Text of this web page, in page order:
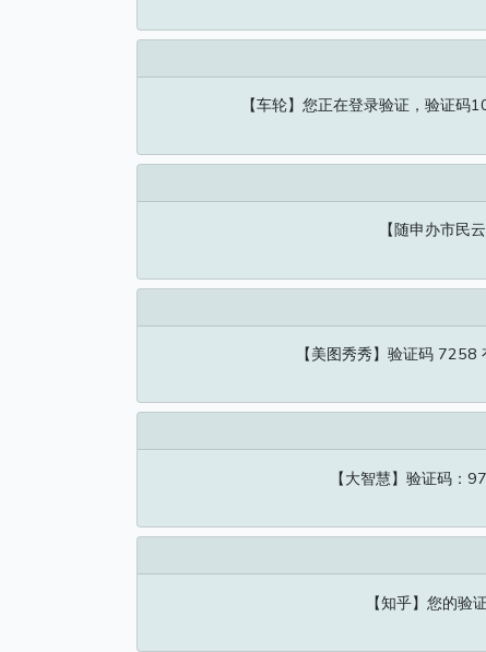
【车轮】您正在登录验证，验证
【随申办市民
【美图秀秀】验证码 7258
【大智慧】验证码：
【知乎】您的验